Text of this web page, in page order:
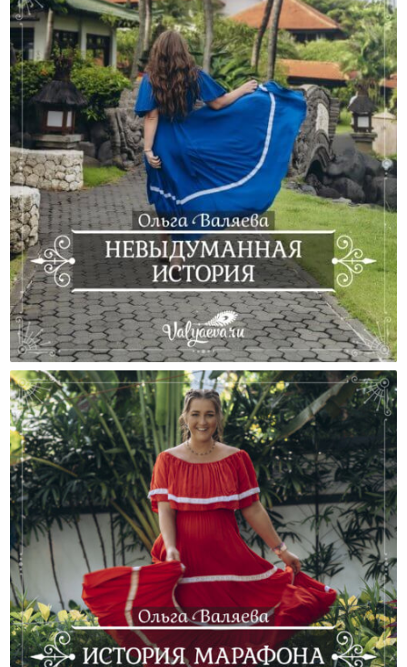
Невыдуманная История